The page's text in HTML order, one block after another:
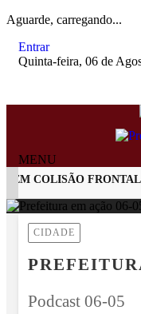
Aguarde, carregando...
Entrar
Quinta-feira, 06 de
MENU
COLISÃO FRONTAL
CIDADE
Podcast 06-05